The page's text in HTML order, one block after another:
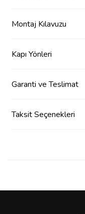
Montaj Kılavuzu
Kapı Yönleri
Garanti ve Teslimat
Taksit Seçenekleri